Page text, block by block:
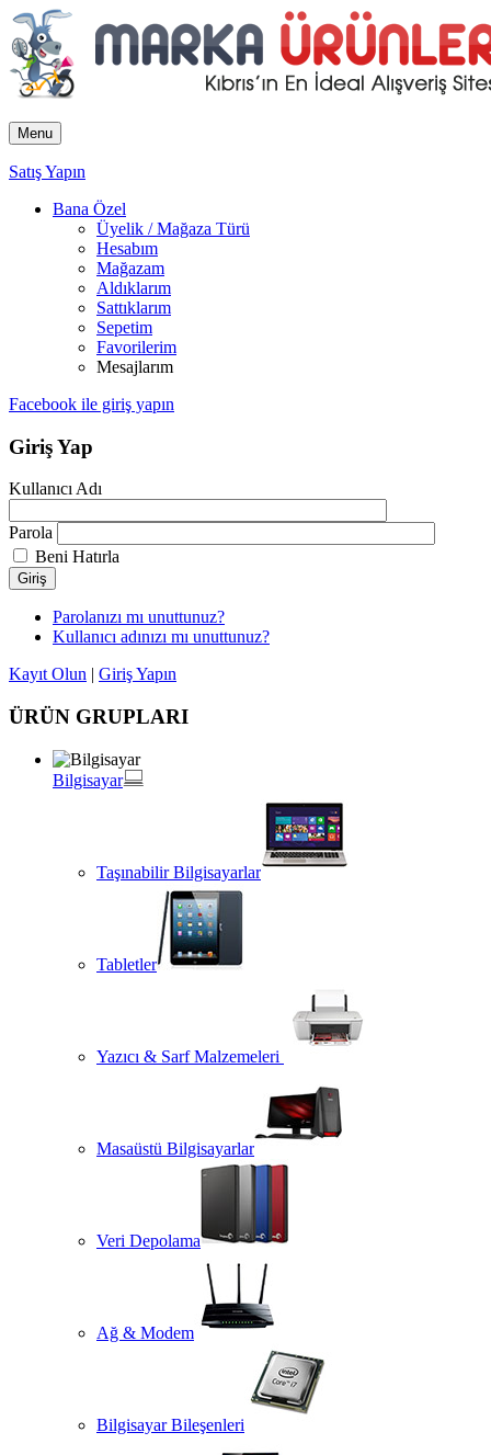
Menu
Satış Yapın
Bana Özel
Üyelik / Mağaza Türü
Hesabım
Mağazam
Aldıklarım
Sattıklarım
Sepetim
Favorilerim
Mesajlarım
Facebook ile giriş yapın
Giriş Yap
Kullanıcı Adı
Parola
Beni Hatırla
Giriş
Parolanızı mı unuttunuz?
Kullanıcı adınızı mı unuttunuz?
Kayıt Olun | Giriş Yapın
ÜRÜN GRUPLARI
Bilgisayar
Taşınabilir Bilgisayarlar
Tabletler
Yazıcı & Sarf Malzemeleri
Masaüstü Bilgisayarlar
Veri Depolama
Ağ & Modem
Bilgisayar Bileşenleri